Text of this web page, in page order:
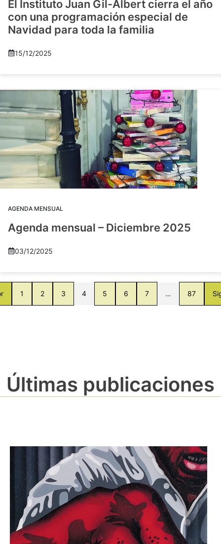
El Instituto Juan Gil-Albert cierra el año
con una programación especial de
Navidad para toda la familia
15/12/2025
AGENDA MENSUAL
Agenda mensual – Diciembre 2025
03/12/2025
1 2 3 4 5 6 7 … 87
Últimas publicaciones